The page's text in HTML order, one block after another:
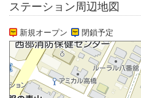
ステーション周辺地図
新規オープン 閉鎖予定